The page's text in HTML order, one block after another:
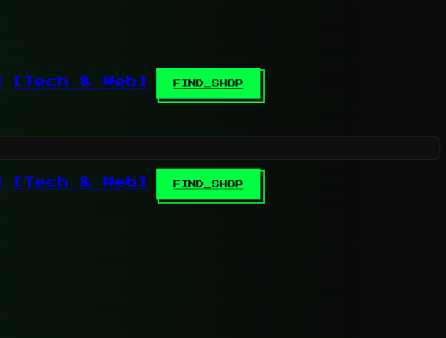
[Tech & Web] FIND_SHOP
[Tech & Web] FIND_SHOP